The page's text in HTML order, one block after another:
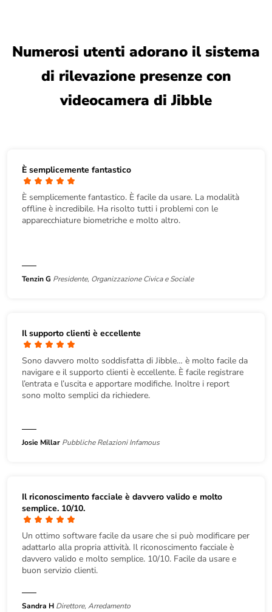
Numerosi utenti adorano il sistema
di rilevazione presenze con
videocamera di Jibble
È semplicemente fantastico
È semplicemente fantastico. È facile da usare. La modalità
offline è incredibile. Ha risolto tutti i problemi con le
apparecchiature biometriche e molto altro.
Tenzin G Presidente, Organizzazione Civica e Sociale
Il supporto clienti è eccellente
Sono davvero molto soddisfatta di Jibble… è molto facile da
navigare e il supporto clienti è eccellente. È facile registrare
l’entrata e l’uscita e apportare modifiche. Inoltre i report
sono molto semplici da richiedere.
Josie Millar Pubbliche Relazioni Infamous
Il riconoscimento facciale è davvero valido e molto
semplice. 10/10.
Un ottimo software facile da usare che si può modificare per
adattarlo alla propria attività. Il riconoscimento facciale è
davvero valido e molto semplice. 10/10. Facile da usare e
buon servizio clienti.
Sandra H Direttore, Arredamento